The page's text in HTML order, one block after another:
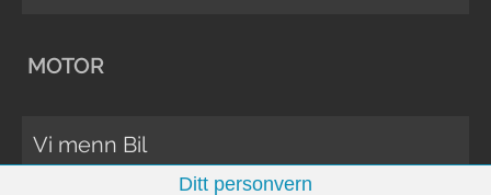
MOTOR
Vi menn Bil
Ditt personvern